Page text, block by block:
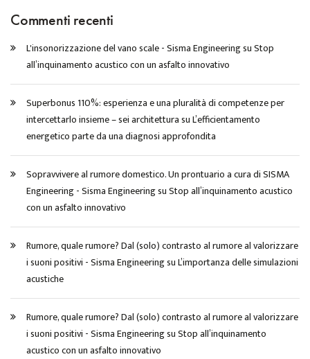
Commenti recenti
L'insonorizzazione del vano scale - Sisma EngineeringsuStop
all’inquinamento acustico con un asfalto innovativo
Superbonus 110%: esperienza e una pluralità di competenze per
intercettarlo insieme – sei architetturasuL’efficientamento
energetico parte da una diagnosi approfondita
Sopravvivere al rumore domestico. Un prontuario a cura di SISMA
Engineering - Sisma EngineeringsuStop all’inquinamento acustico
con un asfalto innovativo
Rumore, quale rumore? Dal (solo) contrasto al rumore al valorizzare
i suoni positivi - Sisma EngineeringsuL’importanza delle simulazioni
acustiche
Rumore, quale rumore? Dal (solo) contrasto al rumore al valorizzare
i suoni positivi - Sisma EngineeringsuStop all’inquinamento
acustico con un asfalto innovativo